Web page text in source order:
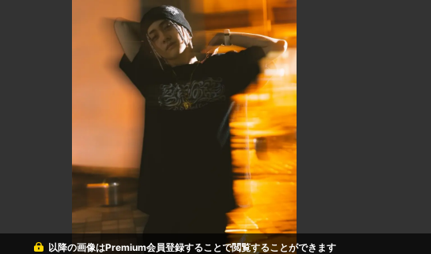
以降の画像はPremium会員登録することで閲覧することができます